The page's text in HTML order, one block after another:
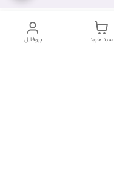
پروفایل سبد خرید